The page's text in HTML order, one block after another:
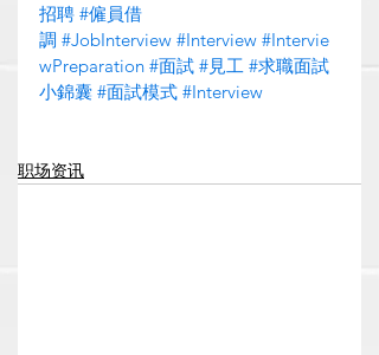
招聘 #僱員借
調 #JobInterview #Interview #Intervie
wPreparation #面試 #見工 #求職面試
小錦囊 #面試模式 #Interview
职场资讯